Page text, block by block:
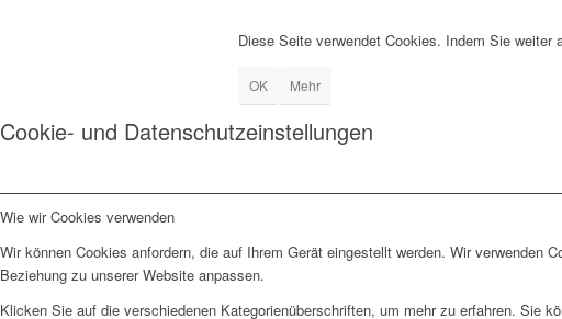
Diese Seite verwendet Cookies. Indem Sie
OK Mehr
Cookie- und Datenschutzeinstellungen
Wie wir Cookies verwenden
Wir können Cookies anfordern, die auf Ihrem Gerät eingestellt werden. Wir
Beziehung zu unserer Website anpassen.
Klicken Sie auf die verschiedenen Kategorienüberschriften, um mehr zu erfahren. Sie